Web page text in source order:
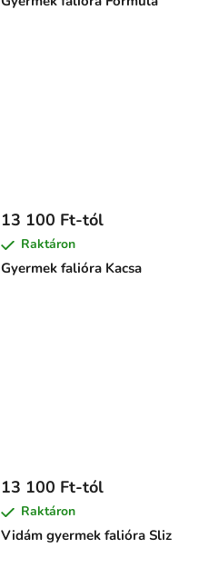
Gyermek falióra Kacsa
13 100 Ft-tól
Raktáron
Vidám gyermek falióra Sliz
13 100 Ft-tól
Raktáron